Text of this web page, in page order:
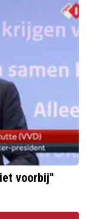
voorbij"